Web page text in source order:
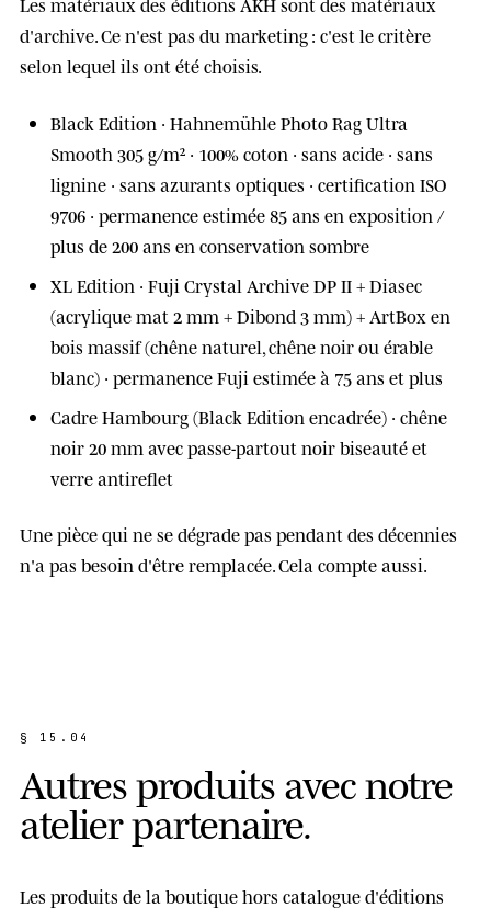
d'archive. Ce n'est pas du marketing : c'est le critère
selon lequel ils ont été choisis.
Black Edition · Hahnemühle Photo Rag Ultra
Smooth 305 g/m² · 100% coton · sans acide · sans
lignine · sans azurants optiques · certification ISO
9706 · permanence estimée 85 ans en exposition /
plus de 200 ans en conservation sombre
XL Edition · Fuji Crystal Archive DP II + Diasec
(acrylique mat 2 mm + Dibond 3 mm) + ArtBox en
bois massif (chêne naturel, chêne noir ou érable
blanc) · permanence Fuji estimée à 75 ans et plus
Cadre Hambourg(Black Edition encadrée) · chêne
noir 20 mm avec passe-partout noir biseauté et
verre antireflet
Une pièce qui ne se dégrade pas pendant des décennies
n'a pas besoin d'être remplacée. Cela compte aussi.
§ 15.04
Autresproduitsavecnotre
atelierpartenaire.
Les produits de la boutique hors catalogue d'éditions